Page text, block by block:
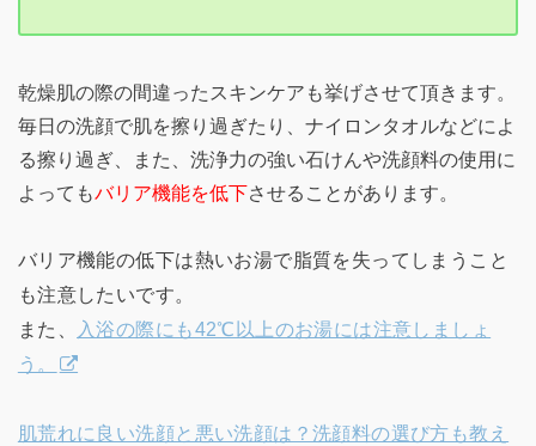
乾燥肌の際の間違ったスキンケアも挙げさせて頂きます。
毎日の洗顔で肌を擦り過ぎたり、ナイロンタオルなどによ
る擦り過ぎ、また、洗浄力の強い石けんや洗顔料の使用に
よってもバリア機能を低下させることがあります。
バリア機能の低下は熱いお湯で脂質を失ってしまうこと
も注意したいです。
また、
入浴の際にも42℃以上のお湯には注意しましょ
う。
肌荒れに良い洗顔と悪い洗顔は？洗顔料の選び方も教え